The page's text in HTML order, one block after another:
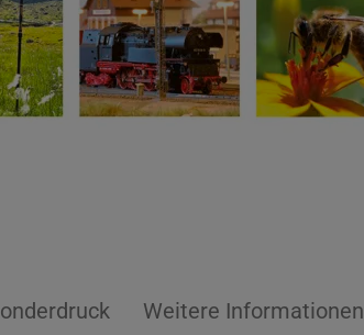
Weitere Informationen